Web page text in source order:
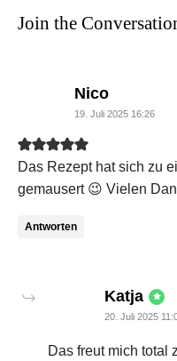
Join the
Nicosays:
19. Juli 2025 16:26
Das Rezept hat sich zu
gemausert 😉 Vielen
Antworten
Katja
20. Juli 2025
Das freut mich total